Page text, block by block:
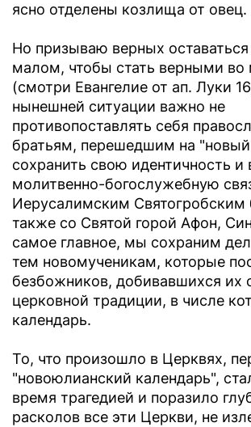
ясно отделены козлища от овец.
Но призываю верных
малом, чтобы стать верными во
(смотри Евангелие от ап. Луки
нынешней ситуации важно не
противопоставлять себя
братьям, перешедшим на "новый
сохранить свою идентичность и
молитвенно-богослужебную
Иерусалимским Святогробским
также со Святой горой Афон,
самое главное, мы сохраним
тем новомученикам, которые
безбожников, добивавшихся их
церковной традиции, в числе
календарь.
То, что произошло в Церквях,
"новоюлианский календарь",
время трагедией и поразило
расколов все эти Церкви, не